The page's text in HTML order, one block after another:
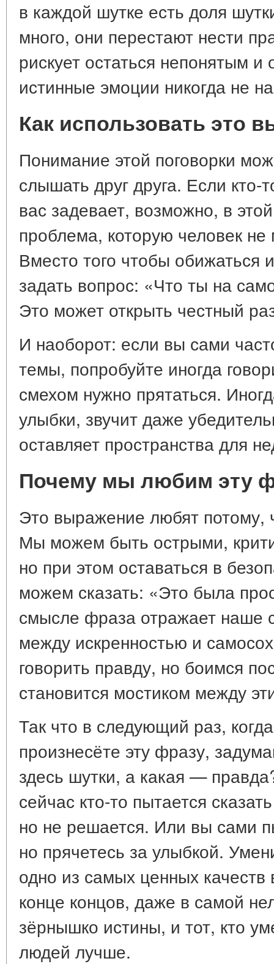
в каждой шутке есть доля
много, они перестают нести
рискует остаться непонятым и
истинные эмоции никогда не
Как использовать это
Понимание этой поговорки
слышать друг друга. Если кто-
вас задевает, возможно, в
проблема, которую человек
Вместо того чтобы обижаться
задать вопрос: «Что ты на
Это может открыть честный
И наоборот: если вы сами
темы, попробуйте иногда
смехом нужно прятаться.
улыбки, звучит даже
оставляет пространства для
Почему мы любим эту
Это выражение любят потому,
Мы можем быть острыми,
но при этом оставаться в
можем сказать: «Это была
смысле фраза отражает наше
между искренностью и
говорить правду, но боимся
становится мостиком между
Так что в следующий раз,
произнесёте эту фразу,
здесь шутки, а какая —
сейчас кто-то пытается
но не решается. Или вы сами
но прячетесь за улыбкой.
одно из самых ценных
конце концов, даже в самой
зёрнышко истины, и тот, кто
людей лучше.